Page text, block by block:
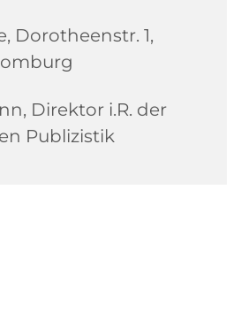
Dorotheenstr. 1,
Direktor i.R. der
Publizistik